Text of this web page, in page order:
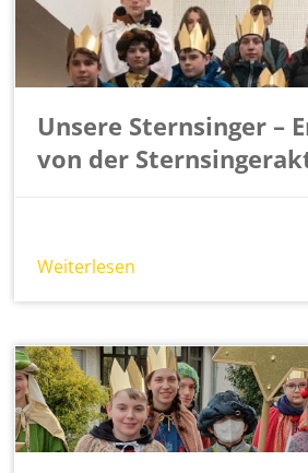
Unsere Sternsinger –
von der
Wei­ter­le­sen